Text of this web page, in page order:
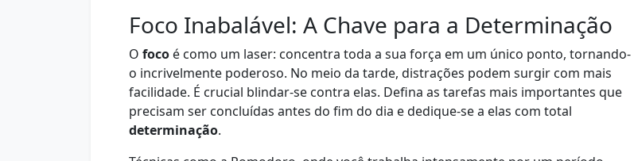
Foco Inabalável: A Chave para a Determinação
O foco é como um laser: concentra toda a sua força em um único ponto, tornando-
o incrivelmente poderoso. No meio da tarde, distrações podem surgir com mais
facilidade. É crucial blindar-se contra elas. Defina as tarefas mais importantes que
precisam ser concluídas antes do fim do dia e dedique-se a elas com total
determinação.